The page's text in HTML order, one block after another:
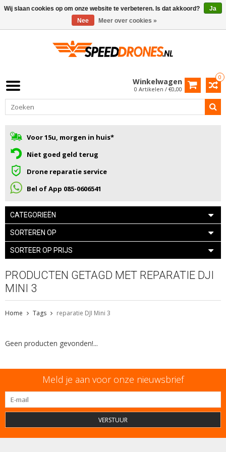
0
Winkelwagen
0 Artikelen / €0,00
Voor 15u, morgen in huis*
Niet goed geld terug
Drone reparatie service
Bel of App 085-0606541
CATEGORIEËN
SORTEREN OP
SORTEER OP PRIJS
PRODUCTEN GETAGD MET REPARATIE DJI
MINI 3
Home Tags reparatie DJI Mini 3
Geen producten gevonden!...
Meld je aan voor onze nieuwsbrief
VERSTUUR
Wij slaan cookies op om onze website te verbeteren. Is dat akkoord?
Ja
Nee
Meer over cookies »